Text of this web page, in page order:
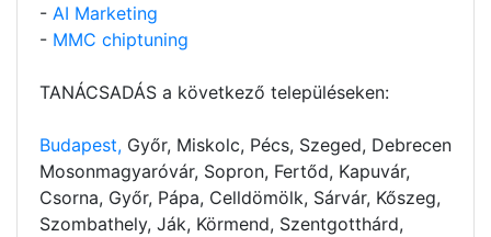
- AI Marketing
- MMC chiptuning
TANÁCSADÁS a következő településeken:
Budapest, Győr, Miskolc, Pécs, Szeged, Debrecen
Mosonmagyaróvár, Sopron, Fertőd, Kapuvár,
Csorna, Győr, Pápa, Celldömölk, Sárvár, Kőszeg,
Szombathely, Ják, Körmend, Szentgotthárd,